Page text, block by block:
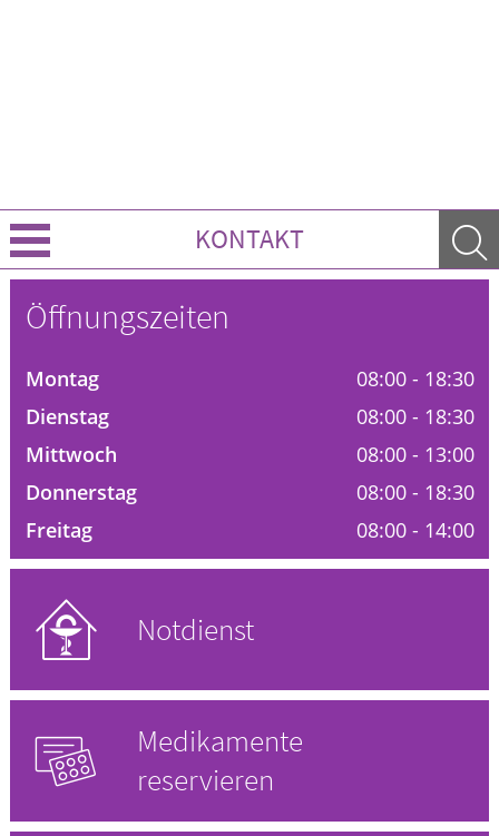
KONTAKT
Über uns
Ratgeber
HOMÖOPATHIE
Öffnungszeiten
Montag
08:00 - 18:30
Dienstag
08:00 - 18:30
Mittwoch
08:00 - 13:00
Donnerstag
08:00 - 18:30
Freitag
08:00 - 14:00
Notdienst
Medikamente
reservieren